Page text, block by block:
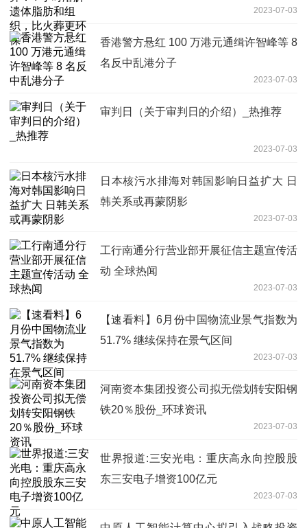
2023-07-03
香港警方悬红 100 万港元通缉许智峰等 8
名反中乱港分子
2023-07-03
审判日（关于审判日的介绍）_热推荐
2023-07-03
日本核污水排海对韩国影响日益扩大 日
韩关系或再蒙阴影
2023-07-03
工行南通分行营业部开展征信主题宣传活
动 全球热闻
2023-07-03
【速看料】6月份中国物流业景气指数为
51.7% 继续保持在景气区间
2023-07-03
河南资本集团投资公司拟无偿划转安阳钢
铁20％股份_环球资讯
2023-07-03
世界报道:三安光电：重庆高永向控股股
东三安电子增资100亿元
2023-07-03